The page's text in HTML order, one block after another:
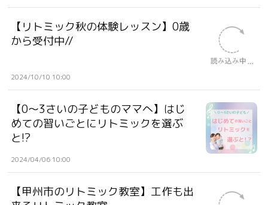
【リトミック秋の体験レッスン】0歳
から受付中//
2024/10/10 10:00
【0～3さいの子どものママへ】はじ
めての習いごとにリトミックを選ぶ
と!?
2024/04/06 10:00
【甲州市のリトミック教室】工作も出